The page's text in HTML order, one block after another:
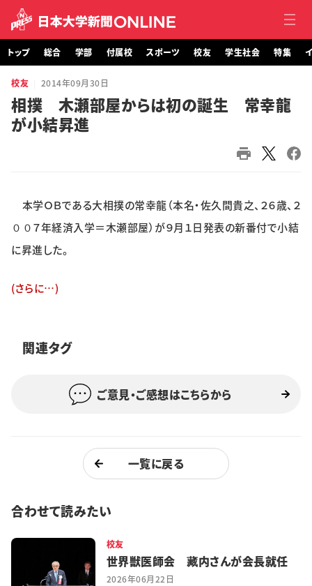
トップ
総合
スポーツ
学生社会
学生記者募集 お問い合わせ
トップ 総合 学部 付属校 スポーツ 校友 学生社会 特集
校友 2014年09月30日
相撲 木瀬部屋からは初の誕生 常幸龍
が小結昇進
本学ＯＢである大相撲の常幸龍（本名・佐久間貴之、２６歳、２
００７年経済入学＝木瀬部屋）が９月１日発表の新番付で小結
に昇進した。
(さらに…)
関連タグ
ご意見・ご感想はこちらから
一覧に戻る
合わせて読みたい
校友
世界獣医師会 藏内さんが会長就任
2026年06月22日